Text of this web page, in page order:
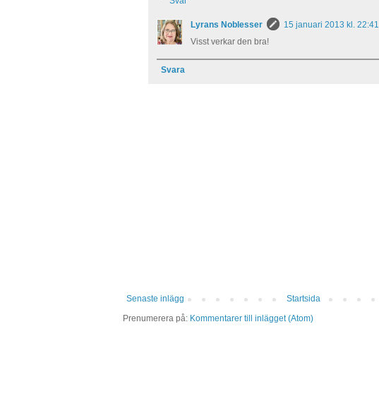
Lyrans Noblesser
15 januari 2013 kl. 22:41
Visst verkar den bra!
Svara
Senaste inlägg
Startsida
Prenumerera på: Kommentarer till inlägget (Atom)